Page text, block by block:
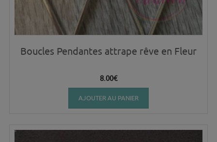
Boucles Pendantes attrape rêve en Fleur
8.00€
AJOUTER AU PANIER